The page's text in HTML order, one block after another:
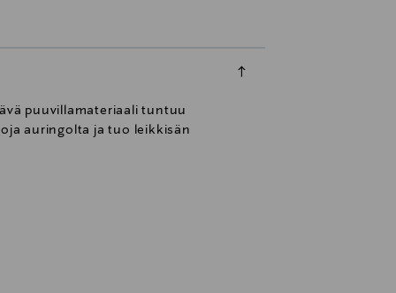
puuvillamateriaali tuntuu
auringolta ja tuo leikkisän